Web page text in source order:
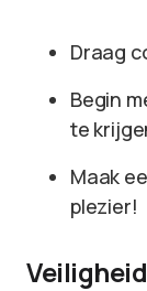
Draag
Begin
te
Maak
plezier!